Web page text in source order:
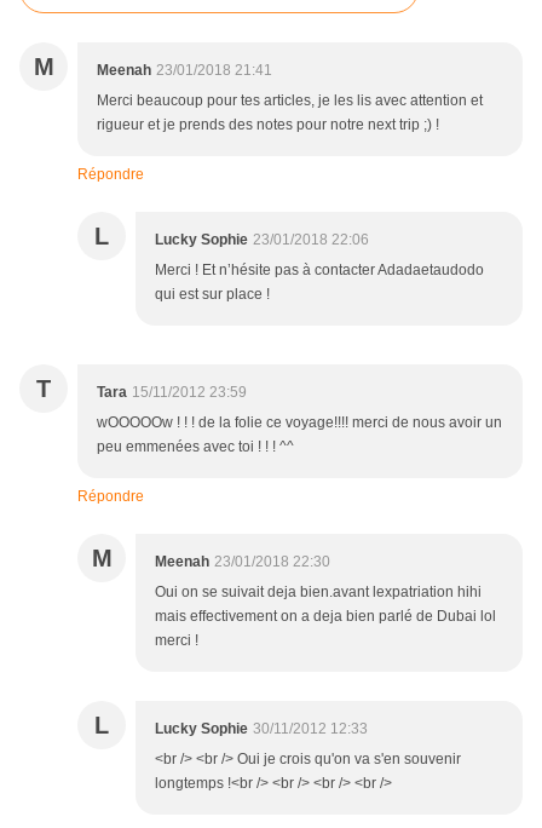
M Meenah 23/01/2018 21:41
Merci beaucoup pour tes articles, je les lis avec attention et
rigueur et je prends des notes pour notre next trip ;) !
Répondre
L Lucky Sophie 23/01/2018 22:06
Merci ! Et n’hésite pas à contacter Adadaetaudodo
qui est sur place !
T Tara 15/11/2012 23:59
wOOOOOw ! ! ! de la folie ce voyage!!!! merci de nous avoir un
peu emmenées avec toi ! ! ! ^^
Répondre
M Meenah 23/01/2018 22:30
Oui on se suivait deja bien.avant lexpatriation hihi
mais effectivement on a deja bien parlé de Dubai lol
merci !
L Lucky Sophie 30/11/2012 12:33
<br /> <br /> Oui je crois qu'on va s'en souvenir
longtemps !<br /> <br /> <br /> <br />